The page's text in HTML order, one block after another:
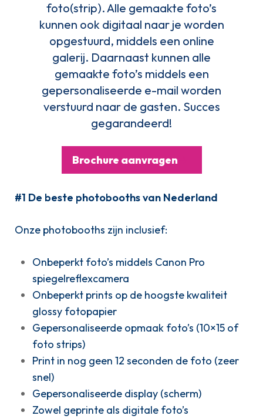
foto(strip). Alle gemaakte foto’s
kunnen ook digitaal naar je worden
opgestuurd, middels een online
galerij. Daarnaast kunnen alle
gemaakte foto’s middels een
gepersonaliseerde e-mail worden
verstuurd naar de gasten. Succes
gegarandeerd!
Brochure aanvragen
#1 De beste photobooths van Nederland
Onze photobooths zijn inclusief:
Onbeperkt foto’s middels Canon Pro
spiegelreflexcamera
Onbeperkt prints op de hoogste kwaliteit
glossy fotopapier
Gepersonaliseerde opmaak foto’s (10×15 of
foto strips)
Print in nog geen 12 seconden de foto (zeer
snel)
Gepersonaliseerde display (scherm)
Zowel geprinte als digitale foto’s